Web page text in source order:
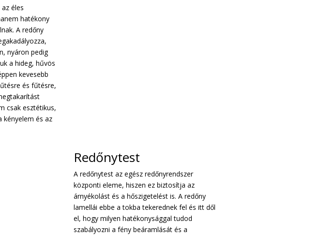
éles
hatékony
A redőny
nyáron pedig
a hideg, hűvös
kevesebb
és fűtésre,
csak esztétikus,
kényelem és az
Redőnytest
A redőnytest az egész redőnyrendszer
központi eleme, hiszen ez biztosítja az
árnyékolást és a hőszigetelést is. A redőny
lamellái ebbe a tokba tekerednek fel és itt dől
el, hogy milyen hatékonysággal tudod
szabályozni a fény beáramlását és a